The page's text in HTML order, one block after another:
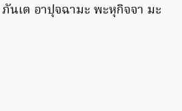
นเต อาปุจฉามะ พะหุกิจจา มะ